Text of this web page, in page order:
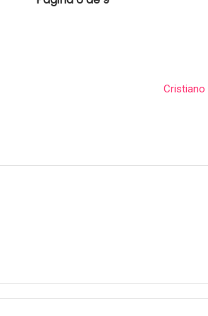
Cristiano